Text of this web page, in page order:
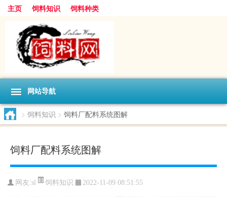
主页 饲料知识 饲料种类
网站导航
> 饲料知识 > 饲料厂配料系统图解
饲料厂配料系统图解
网友:sl 饲料知识 2022-11-09 08:51:55